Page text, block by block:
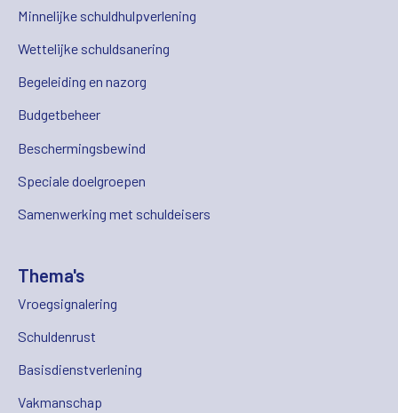
Minnelijke schuldhulpverlening
Wettelijke schuldsanering
Begeleiding en nazorg
Budgetbeheer
Beschermingsbewind
Speciale doelgroepen
Samenwerking met schuldeisers
Thema's
Vroegsignalering
Schuldenrust
Basisdienstverlening
Vakmanschap